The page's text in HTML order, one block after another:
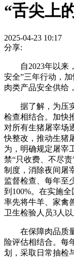
“舌尖上
2025-04-23 10:17
分享:
自2023年以来，
安全”三年行动，
肉类产品安全供给
据了解，为压实
检查相结合。加快
对所有生猪屠宰场
快整改，推动生猪
为，明确规定屠宰
禁“只收费、不尽
制度，消除夜间屠
监督检查、每年至
到100%。在实施
率先将牛羊、家禽
卫生检验人员3人以
在保障肉品质量
险评估相结合。每
划，采取日常抽检